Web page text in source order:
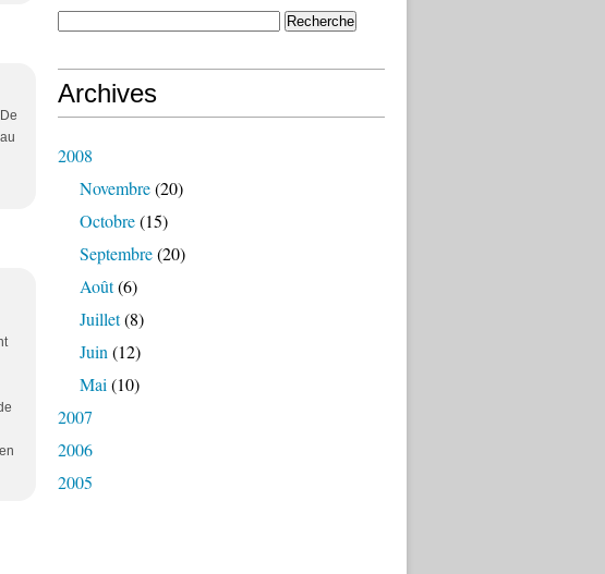
Archives
2008
Novembre(20)
Octobre(15)
Septembre(20)
Août(6)
Juillet(8)
Juin (12)
Mai (10)
2007
2006
2005